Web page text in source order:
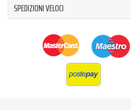
SPEDIZIONI VELOCI